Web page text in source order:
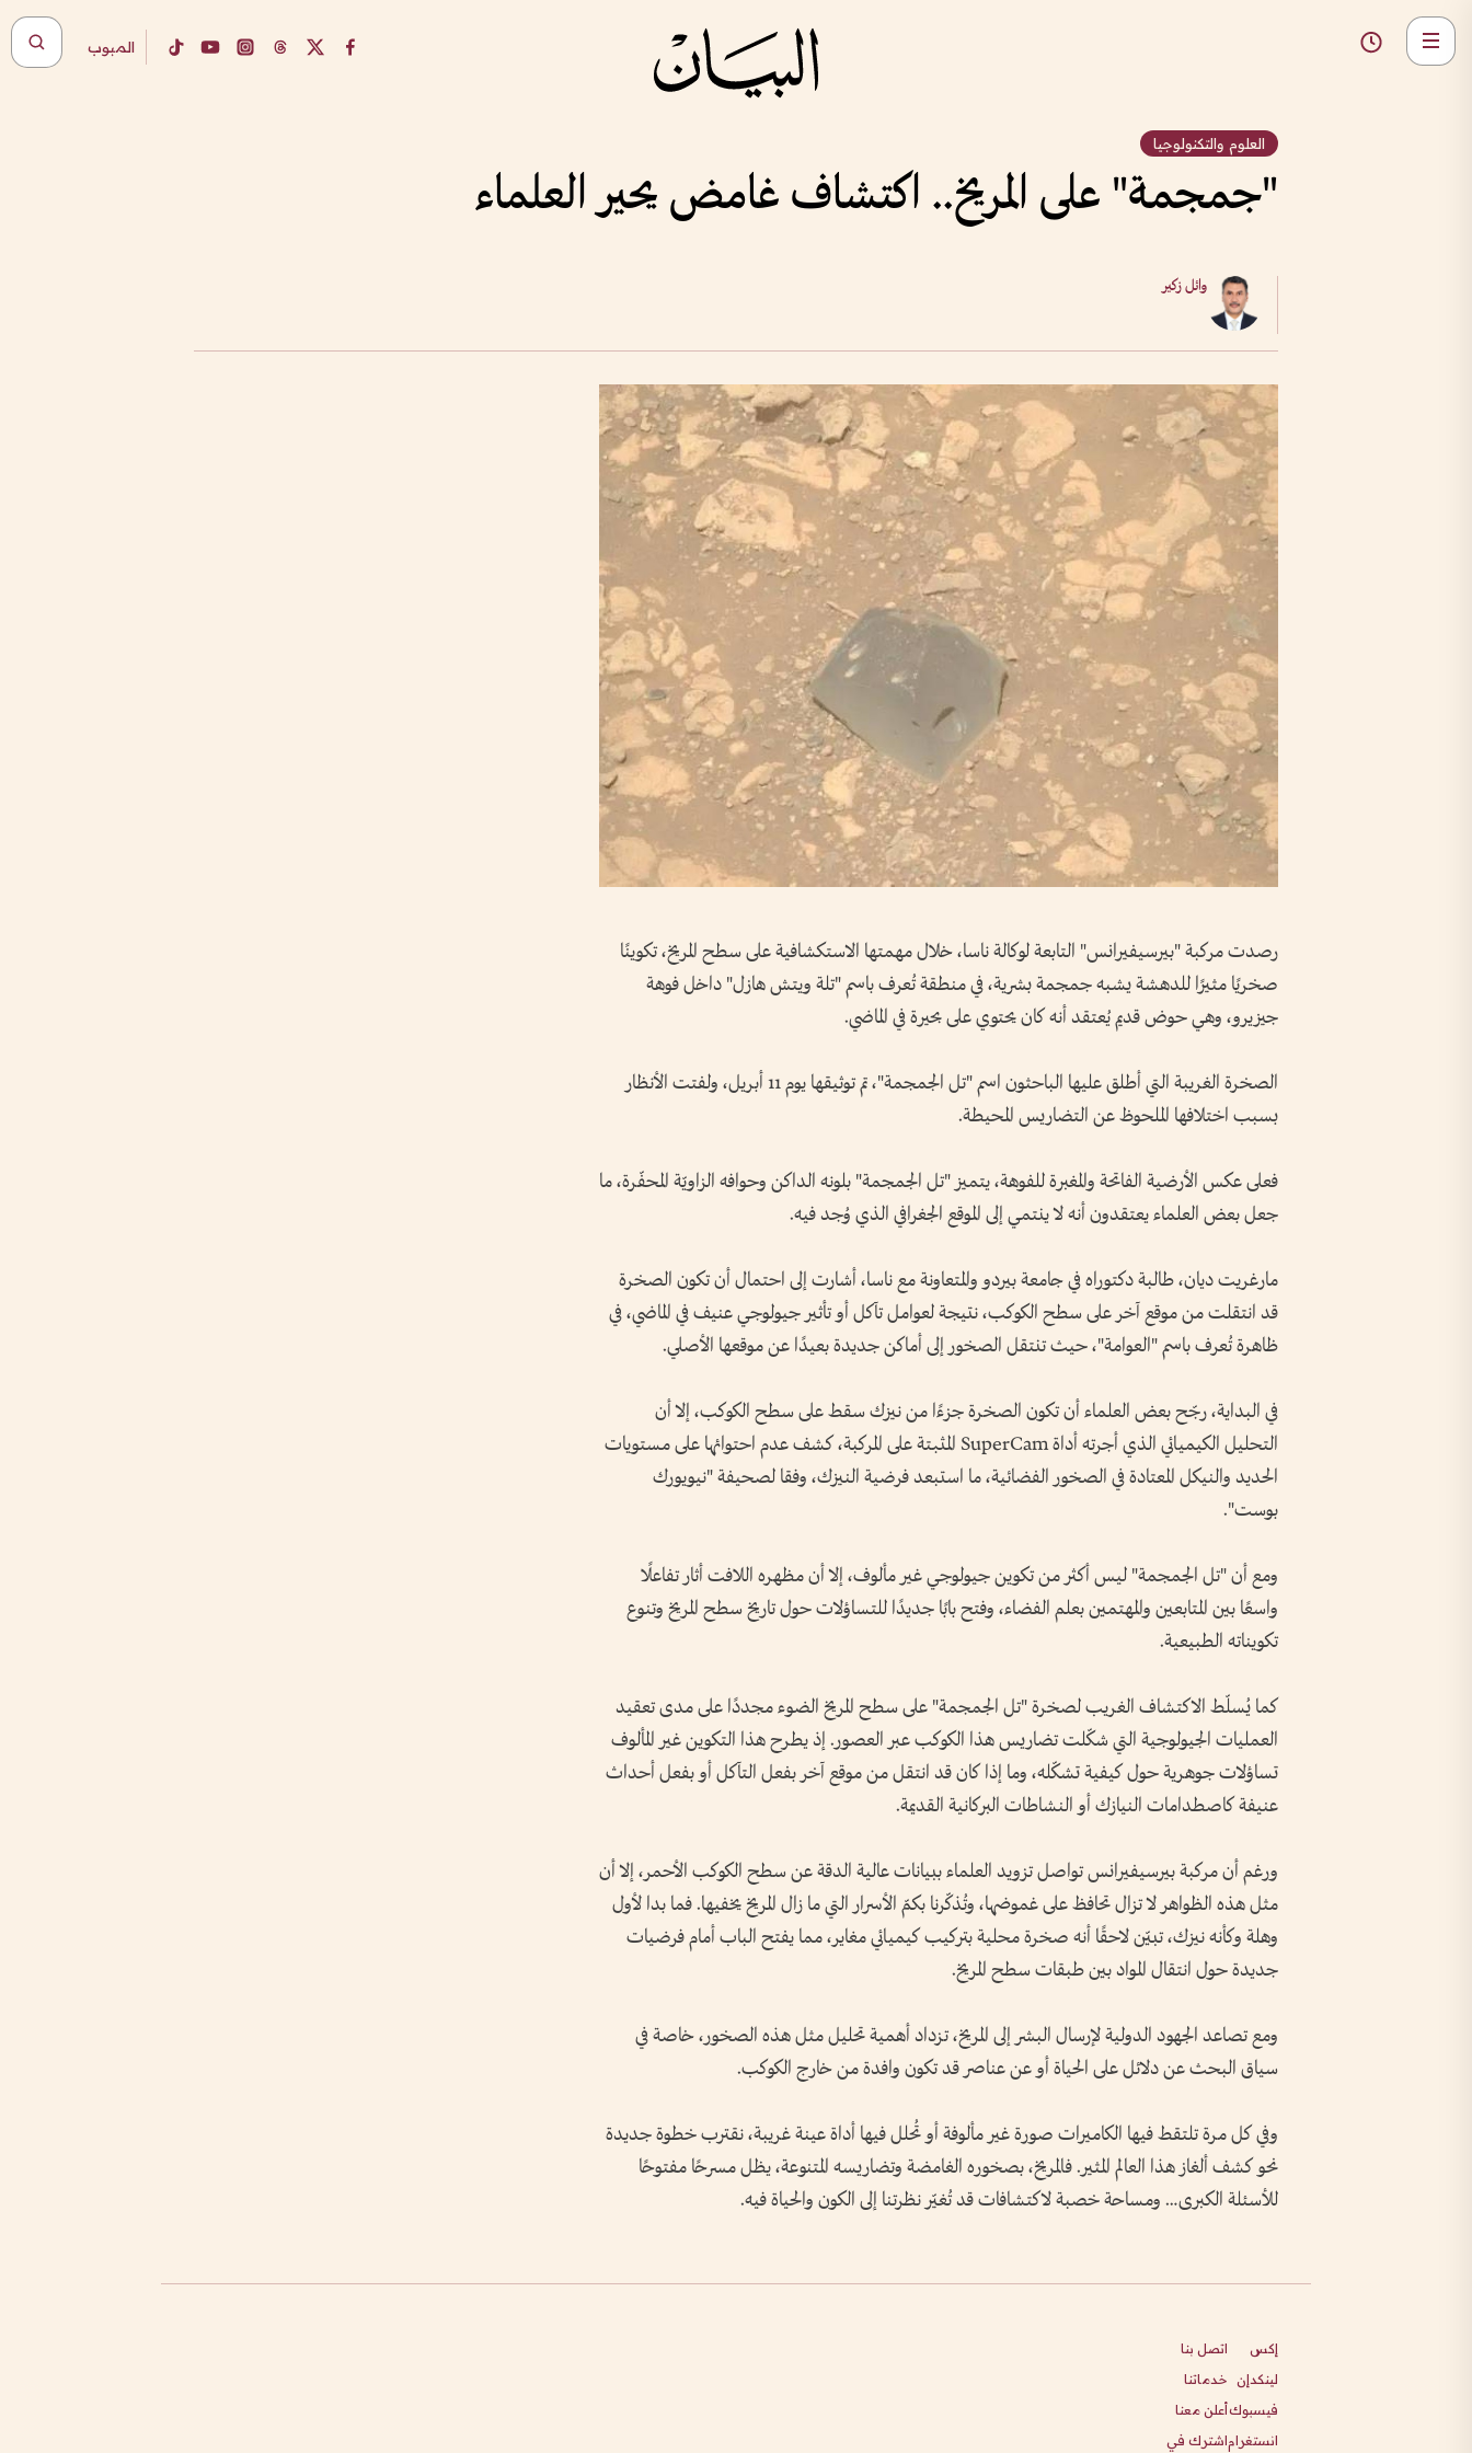
المبوب
العلوم والتكنولوجيا
"جمجمة" على المريخ.. اكتشاف غامض يحير العلماء
وائل زكير
رصدت مركبة "بيرسيفيرانس" التابعة لوكالة ناسا، خلال مهمتها الاستكشافية على سطح المريخ، تكوينًا
صخريًا مثيرًا للدهشة يشبه جمجمة بشرية، في منطقة تُعرف باسم "تلة ويتش هازل" داخل فوهة
جيزيرو، وهي حوض قديم يُعتقد أنه كان يحتوي على بحيرة في الماضي.
الصخرة الغريبة التي أطلق عليها الباحثون اسم "تل الجمجمة"، تم توثيقها يوم 11 أبريل، ولفتت الأنظار
بسبب اختلافها الملحوظ عن التضاريس المحيطة.
فعلى عكس الأرضية الفاتحة والمغبرة للفوهة، يتميز "تل الجمجمة" بلونه الداكن وحوافه الزاويّة المحفّرة، ما
جعل بعض العلماء يعتقدون أنه لا ينتمي إلى الموقع الجغرافي الذي وُجد فيه.
مارغريت ديان، طالبة دكتوراه في جامعة بيردو والمتعاونة مع ناسا، أشارت إلى احتمال أن تكون الصخرة
قد انتقلت من موقع آخر على سطح الكوكب، نتيجة لعوامل تآكل أو تأثير جيولوجي عنيف في الماضي، في
ظاهرة تُعرف باسم "العوامة"، حيث تنتقل الصخور إلى أماكن جديدة بعيدًا عن موقعها الأصلي.
في البداية، رجّح بعض العلماء أن تكون الصخرة جزءًا من نيزك سقط على سطح الكوكب، إلا أن
التحليل الكيميائي الذي أجرته أداة SuperCam المثبتة على المركبة، كشف عدم احتوائها على مستويات
الحديد والنيكل المعتادة في الصخور الفضائية، ما استبعد فرضية النيزك، وفقا لصحيفة "نيويورك
بوست".
ومع أن "تل الجمجمة" ليس أكثر من تكوين جيولوجي غير مألوف، إلا أن مظهره اللافت أثار تفاعلًا
واسعًا بين المتابعين والمهتمين بعلم الفضاء، وفتح بابًا جديدًا للتساؤلات حول تاريخ سطح المريخ وتنوع
تكويناته الطبيعية.
كما يُسلّط الاكتشاف الغريب لصخرة "تل الجمجمة" على سطح المريخ الضوء مجددًا على مدى تعقيد
العمليات الجيولوجية التي شكّلت تضاريس هذا الكوكب عبر العصور. إذ يطرح هذا التكوين غير المألوف
تساؤلات جوهرية حول كيفية تشكّله، وما إذا كان قد انتقل من موقع آخر بفعل التآكل أو بفعل أحداث
عنيفة كاصطدامات النيازك أو النشاطات البركانية القديمة.
ورغم أن مركبة بيرسيفيرانس تواصل تزويد العلماء ببيانات عالية الدقة عن سطح الكوكب الأحمر، إلا أن
مثل هذه الظواهر لا تزال تحافظ على غموضها، وتُذكّرنا بكمّ الأسرار التي ما زال المريخ يخفيها. فما بدا لأول
وهلة وكأنه نيزك، تبيّن لاحقًا أنه صخرة محلية بتركيب كيميائي مغاير، مما يفتح الباب أمام فرضيات
جديدة حول انتقال المواد بين طبقات سطح المريخ.
ومع تصاعد الجهود الدولية لإرسال البشر إلى المريخ، تزداد أهمية تحليل مثل هذه الصخور، خاصة في
سياق البحث عن دلائل على الحياة أو عن عناصر قد تكون وافدة من خارج الكوكب.
وفي كل مرة تلتقط فيها الكاميرات صورة غير مألوفة أو تُحلل فيها أداة عينة غريبة، نقترب خطوة جديدة
نحو كشف ألغاز هذا العالم المثير. فالمريخ، بصخوره الغامضة وتضاريسه المتنوعة، يظل مسرحًا مفتوحًا
للأسئلة الكبرى… ومساحة خصبة لاكتشافات قد تُغيّر نظرتنا إلى الكون والحياة فيه.
إكس
لينكدإن
فيسبوك
انستغرام
اتصل بنا
خدماتنا
أعلن معنا
اشترك في